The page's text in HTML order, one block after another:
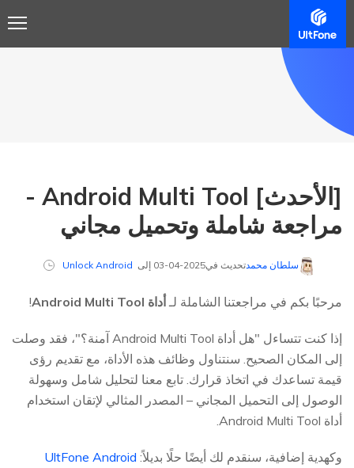
[الأحدث] Android Multi Tool -
مراجعة شاملة وتحميل مجاني
سلطان محمدتحديث في2025-04-03 إلى Unlock Android
مرحبًا بكم في مراجعتنا الشاملة لـ أداة Android Multi Tool !
إذا كنت تتساءل "هل أداة Android Multi Tool آمنة؟"، فقد وصلت
إلى المكان الصحيح. سنتناول وظائف هذه الأداة، مع تقديم رؤى
قيمة تساعدك في اتخاذ قرارك. تابع معنا لتحليل شامل وسهولة
الوصول إلى التحميل المجاني – المصدر المثالي لإتقان استخدام
أداة Android Multi Tool.
وكهدية إضافية، سنقدم لك أيضًا حلًا بديلاً: UltFone Android